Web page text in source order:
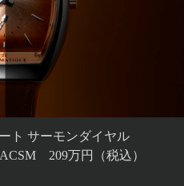
ト サーモンダイヤル
209万円（税込）